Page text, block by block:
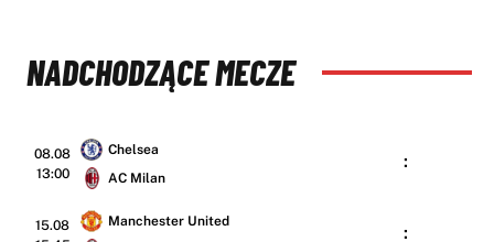
NADCHODZĄCE MECZE
08.08
13:00
Chelsea
AC Milan
:
15.08
Manchester United
: